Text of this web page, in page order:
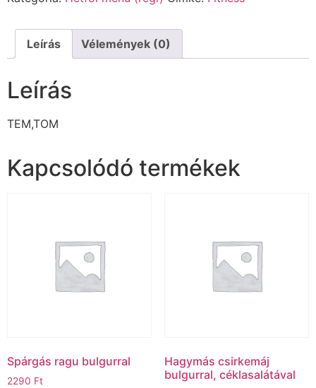
Leírás Vélemények (0)
Leírás
TEM,TOM
Kapcsolódó termékek
Spárgás ragu bulgurral
2290 Ft
Hagymás csirkemáj
bulgurral, céklasalátával